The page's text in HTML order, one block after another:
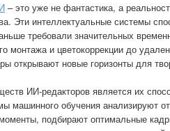
– это уже не фантастика, а
Эти интеллектуальные системы
требовали значительных
монтажа и цветокоррекции до
открывают новые горизонты для
ИИ-редакторов является их
машинного обучения анализируют
подбирают оптимальные